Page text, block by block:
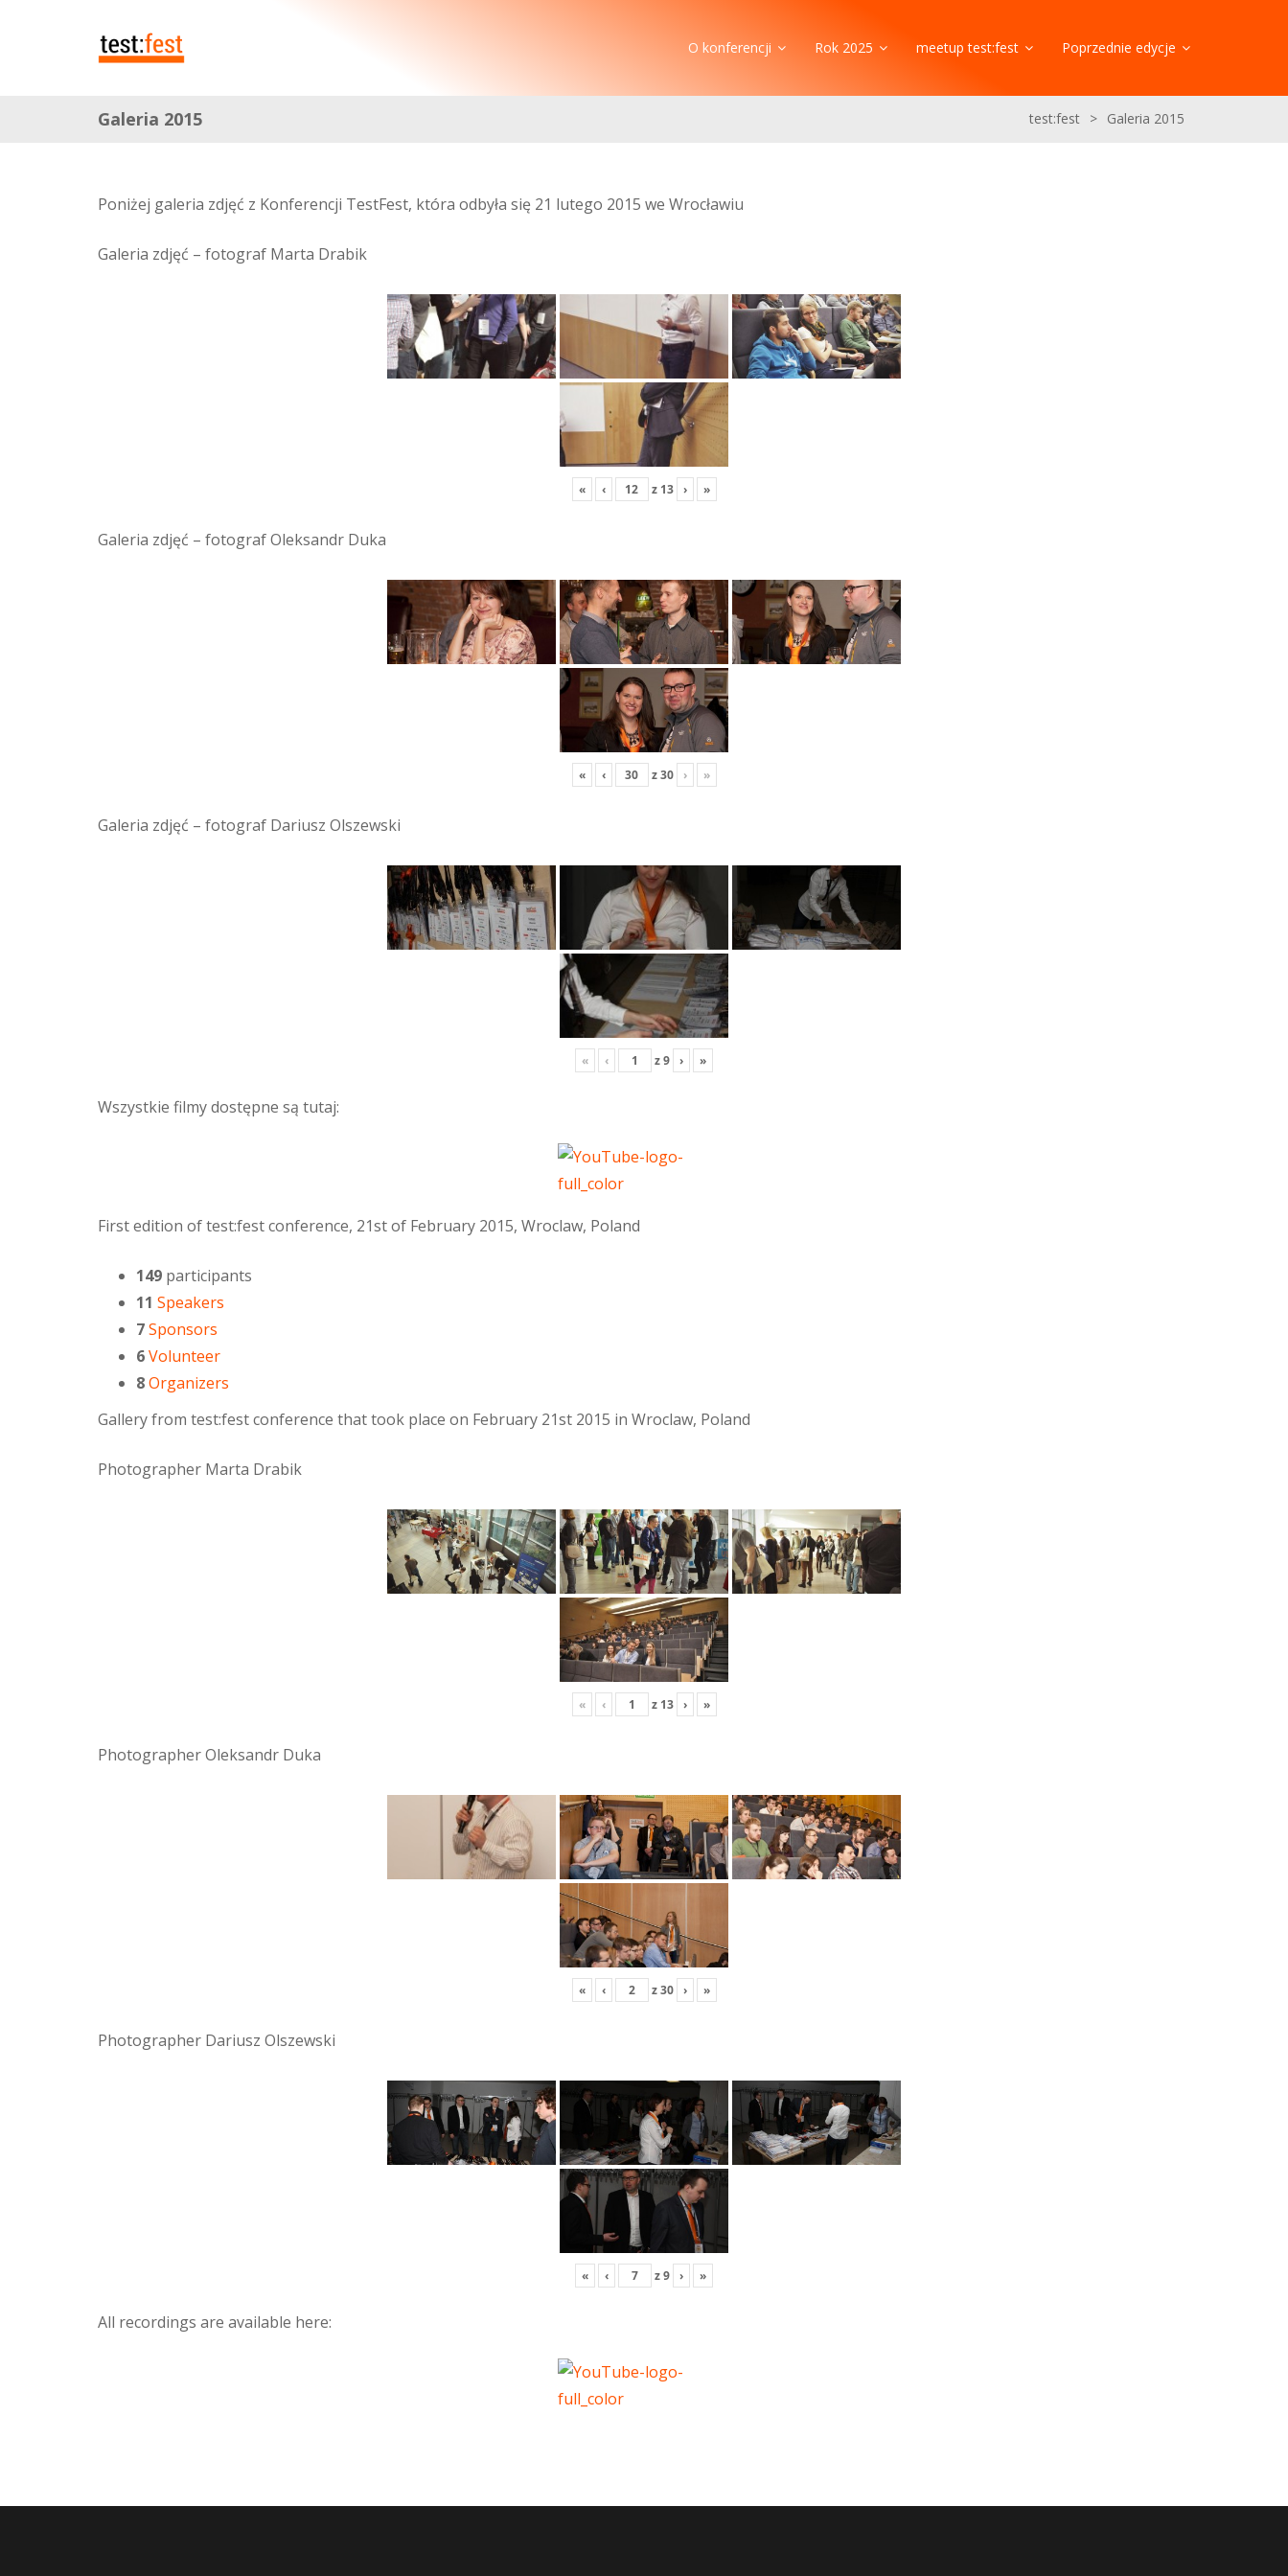
O konferencji Rok 2025 meetup test:fest Poprzednie edycje
Galeria 2015 test:fest > Galeria 2015
Poniżej galeria zdjęć z Konferencji TestFest, która odbyła się 21 lutego 2015 we Wrocławiu
Galeria zdjęć – fotograf Marta Drabik
« ‹ z 13 › »
Galeria zdjęć – fotograf Oleksandr Duka
« ‹ z30 › »
Galeria zdjęć – fotograf Dariusz Olszewski
« ‹ z9 › »
Wszystkie filmy dostępne są tutaj:
First edition of test:fest conference, 21st of February 2015, Wroclaw, Poland
149 participants
11 Speakers
7Sponsors
6Volunteer
8Organizers
Gallery from test:fest conference that took place on February 21st 2015 in Wroclaw, Poland
Photographer Marta Drabik
« ‹ z 13 › »
Photographer Oleksandr Duka
« ‹ z30 › »
Photographer Dariusz Olszewski
« ‹ z9 › »
All recordings are available here: